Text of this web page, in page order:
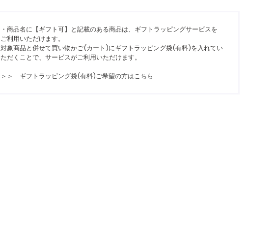
・商品名に【ギフト可】と記載のある商品は、ギフトラッピングサービスを
ご利用いただけます。
対象商品と併せて買い物かご(カート)にギフトラッピング袋(有料)を入れてい
ただくことで、サービスがご利用いただけます。
＞＞ ギフトラッピング袋(有料)ご希望の方はこちら